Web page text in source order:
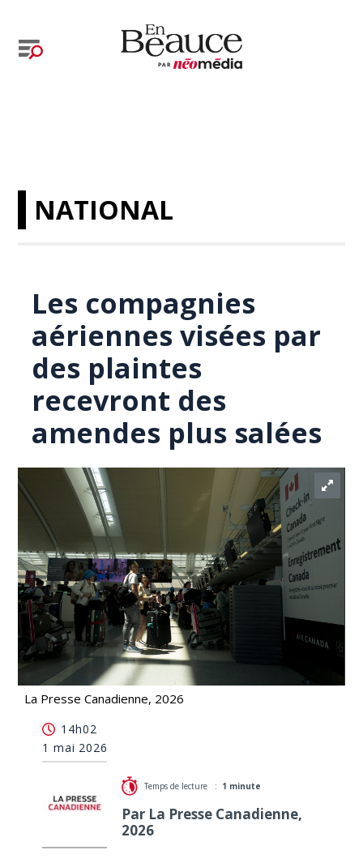
NATIONAL
Les compagnies
aériennes visées par
des plaintes
recevront des
amendes plus salées
La Presse Canadienne, 2026
recevront des amendes plus salées
14h02
1 mai 2026
Temps de lecture : 1 minute
Par La Presse Canadienne,
2026